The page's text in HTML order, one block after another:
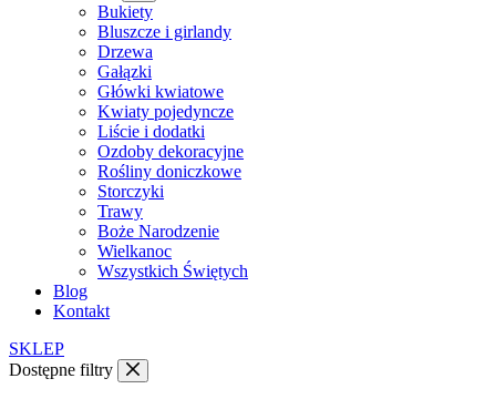
Bukiety
Bluszcze i girlandy
Drzewa
Gałązki
Główki kwiatowe
Kwiaty pojedyncze
Liście i dodatki
Ozdoby dekoracyjne
Rośliny doniczkowe
Storczyki
Trawy
Boże Narodzenie
Wielkanoc
Wszystkich Świętych
Blog
Kontakt
SKLEP
Dostępne filtry